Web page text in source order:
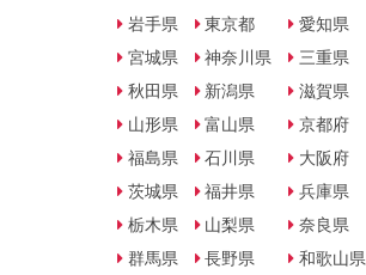
岩手県
宮城県
秋田県
山形県
福島県
茨城県
栃木県
群馬県
東京都
神奈川県
新潟県
富山県
石川県
福井県
山梨県
長野県
愛知県
三重県
滋賀県
京都府
大阪府
兵庫県
奈良県
和歌山県